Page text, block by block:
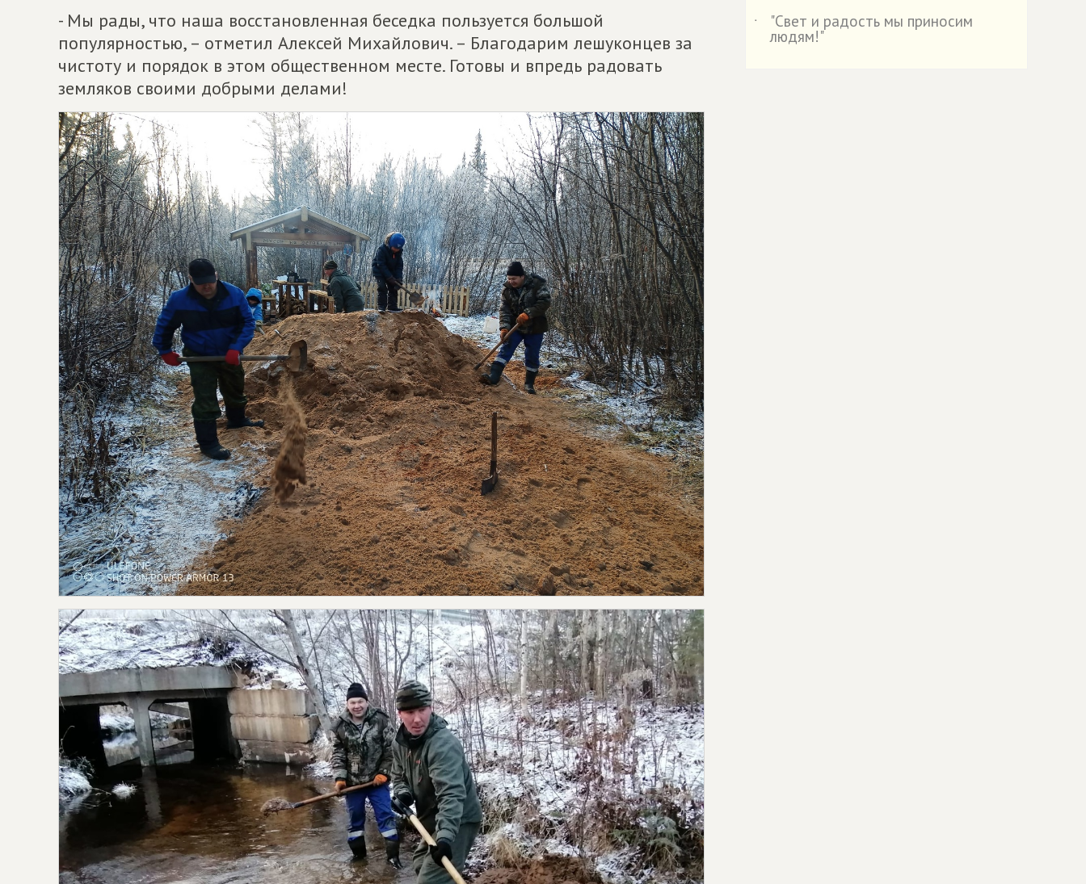
- Мы рады, что наша восстановленная беседка пользуется большой
популярностью, – отметил Алексей Михайлович. – Благодарим лешуконцев за
чистоту и порядок в этом общественном месте. Готовы и впредь радовать
земляков своими добрыми делами!
˙
"Свет и радость мы приносим
людям!"